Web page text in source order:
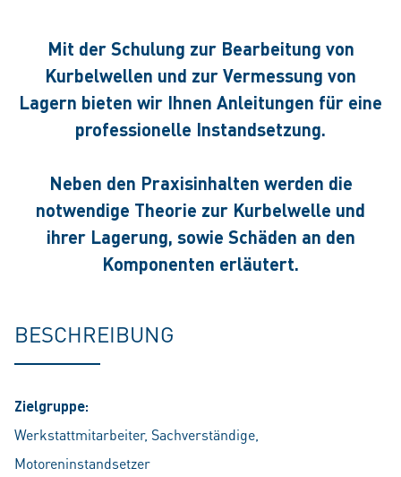
Mit der Schulung zur Bearbeitung von
Kurbelwellen und zur Vermessung von
Lagern bieten wir Ihnen Anleitungen für eine
professionelle Instandsetzung.
Neben den Praxisinhalten werden die
notwendige Theorie zur Kurbelwelle und
ihrer Lagerung, sowie Schäden an den
Komponenten erläutert.
BESCHREIBUNG
Zielgruppe:
Werkstattmitarbeiter, Sachverständige,
Motoreninstandsetzer